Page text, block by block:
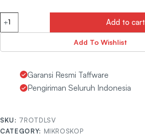
Add to cart
Add To Wishlist
Garansi Resmi Taffware
Pengiriman Seluruh Indonesia
SKU: 7ROTDLSV
CATEGORY: MIKROSKOP